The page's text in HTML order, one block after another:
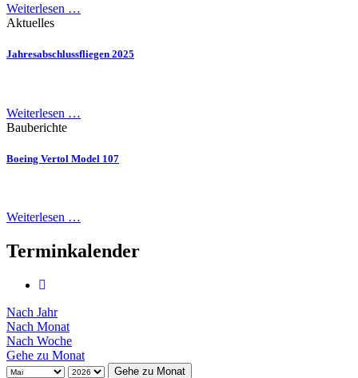
Weiterlesen …
Aktuelles
Jahresabschlussfliegen 2025
Weiterlesen …
Bauberichte
Boeing Vertol Model 107
Weiterlesen …
Terminkalender
Nach Jahr
Nach Monat
Nach Woche
Gehe zu Monat
Gehe zu Monat